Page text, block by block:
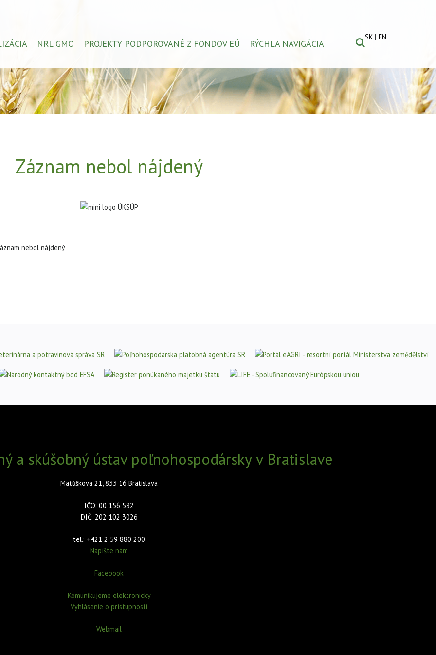
SK EN
NRL GMO PROJEKTY PODPOROVANÉ Z FONDOV EÚ RÝCHLA NAVIGÁCIA
Záznam nebol nájdený
nebol nájdený
a skúšobný ústav poľnohospodársky v Bratislave
Matúškova 21, 833 16 Bratislava
IČO: 00 156 582
DIČ: 202 102 3026
tel.: +421 2 59 880 200
Napíšte nám
Facebook
Komunikujeme elektronicky
Vyhlásenie o prístupnosti
Webmail